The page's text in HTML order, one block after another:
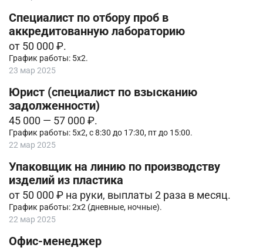
Специалист по отбору проб в
аккредитованную лабораторию
от 50 000 ₽.
График работы: 5х2.
23 мар 2025
Юрист (специалист по взысканию
задолженности)
45 000 — 57 000 ₽.
График работы: 5х2, с 8:30 до 17:30, пт до 15:00.
22 мар 2025
Упаковщик на линию по производству
изделий из пластика
от 50 000 ₽ на руки, выплаты 2 раза в месяц.
График работы: 2х2 (дневные, ночные).
22 мар 2025
Офис-менеджер